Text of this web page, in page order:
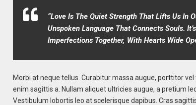
“Love Is The Quiet Strength That Lifts Us In
Unspoken Language That Connects Souls.
Imperfections Together, With Hearts Wide
Morbi at neque tellus. Curabitur massa augue, porttitor
enim sagittis a. Nullam aliquet ultricies augue, a pretium
Vestibulum lobortis leo at scelerisque dapibus. Cras